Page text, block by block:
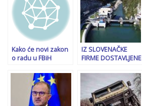
Kako će novi zakon
o radu u FBiH
odmor, rad
praznicima,
prekovremeno,
neradne dane…
IZ SLOVENAČKE
FIRME DOSTAVLJENE
TUŽILAŠTVU BiH:
Dug Vlade RS-a
prešao je iznos…